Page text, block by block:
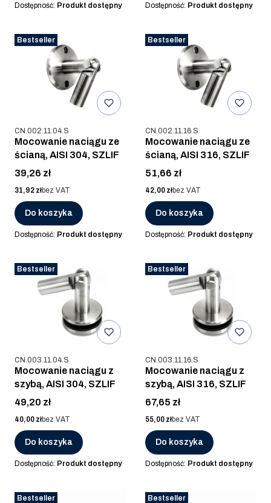
Dostępność: Produkt dostępny Dostępność: Produkt dostępny
Bestseller
Kod produktu
CN.002.11.04.S
Mocowanie naciągu ze
ścianą, AISI 304, SZLIF
Cena
39,26 zł
Cena
31,92 złbez VAT
Do koszyka
Dostępność: Produkt dostępny
Bestseller
Kod produktu
CN.002.11.16.S
Mocowanie naciągu ze
ścianą, AISI 316, SZLIF
Cena
51,66 zł
Cena
42,00 złbez VAT
Do koszyka
Dostępność: Produkt dostępny
Bestseller
Kod produktu
CN.003.11.04.S
Mocowanie naciągu z
szybą, AISI 304, SZLIF
Cena
49,20 zł
Cena
40,00 złbez VAT
Do koszyka
Dostępność: Produkt dostępny
Bestseller
Kod produktu
CN.003.11.16.S
Mocowanie naciągu z
szybą, AISI 316, SZLIF
Cena
67,65 zł
Cena
55,00 złbez VAT
Do koszyka
Dostępność: Produkt dostępny
Bestseller Bestseller